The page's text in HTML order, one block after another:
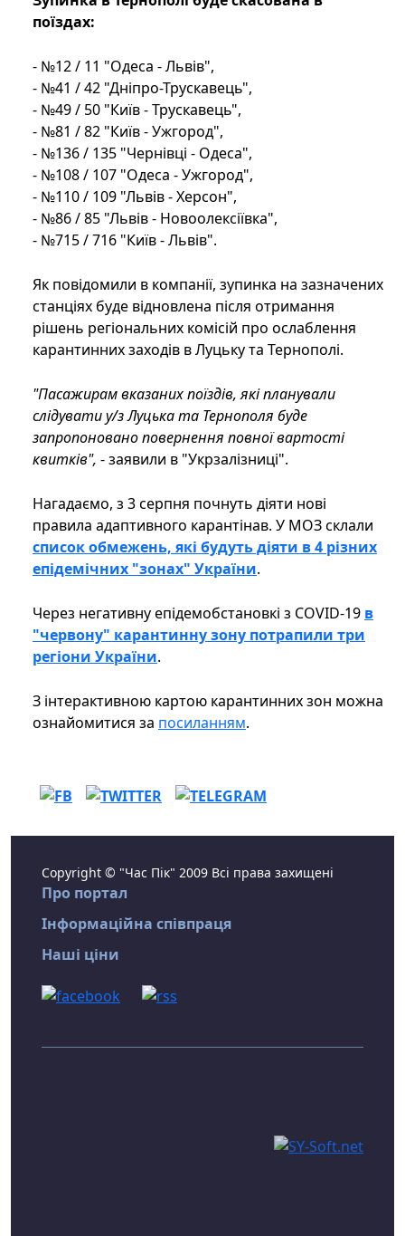
поїздах:
- №12 / 11 "Одеса - Львів",
- №41 / 42 "Дніпро-Трускавець",
- №49 / 50 "Київ - Трускавець",
- №81 / 82 "Київ - Ужгород",
- №136 / 135 "Чернівці - Одеса",
- №108 / 107 "Одеса - Ужгород",
- №110 / 109 "Львів - Херсон",
- №86 / 85 "Львів - Новоолексіївка",
- №715 / 716 "Київ - Львів".
Як повідомили в компанії, зупинка на зазначених
станціях буде відновлена ​​після отримання
рішень регіональних комісій про ослаблення
карантинних заходів в Луцьку та Тернополі.
"Пасажирам вказаних поїздів, які планували
слідувати у/з Луцька та Тернополя буде
запропоновано повернення повної вартості
квитків", - заявили в "Укрзалізниці".
Нагадаємо, з 3 серпня почнуть діяти нові
правила адаптивного карантінав. У МОЗ склали
список обмежень, які будуть діяти в 4 різних
епідемічних "зонах" України.
Через негативну епідемобстановкі з COVID-19 в
"червону" карантинну зону потрапили три
регіони України.
З інтерактивною картою карантинних зон можна
ознайомитися за посиланням.
Copyright © "Час Пік" 2009 Всі права захищені
Про портал
Інформаційна співпраця
Наші ціни